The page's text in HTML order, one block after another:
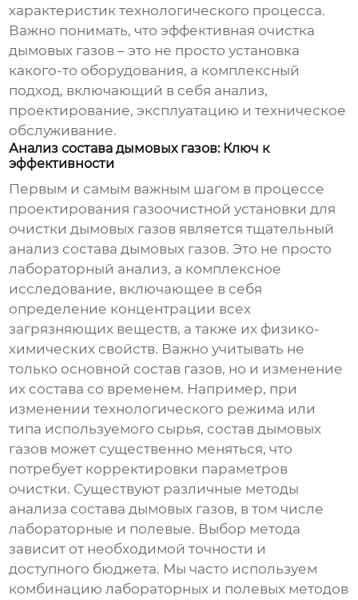
характеристик технологического процесса.
Важно понимать, что эффективная очистка
дымовых газов – это не просто установка
какого-то оборудования, а комплексный
подход, включающий в себя анализ,
проектирование, эксплуатацию и техническое
обслуживание.
Анализ состава дымовых газов: Ключ к
эффективности
Первым и самым важным шагом в процессе
проектирования газоочистной установки для
очистки дымовых газов является тщательный
анализ состава дымовых газов. Это не просто
лабораторный анализ, а комплексное
исследование, включающее в себя
определение концентрации всех
загрязняющих веществ, а также их физико-
химических свойств. Важно учитывать не
только основной состав газов, но и изменение
их состава со временем. Например, при
изменении технологического режима или
типа используемого сырья, состав дымовых
газов может существенно меняться, что
потребует корректировки параметров
очистки. Существуют различные методы
анализа состава дымовых газов, в том числе
лабораторные и полевые. Выбор метода
зависит от необходимой точности и
доступного бюджета. Мы часто используем
комбинацию лабораторных и полевых методов